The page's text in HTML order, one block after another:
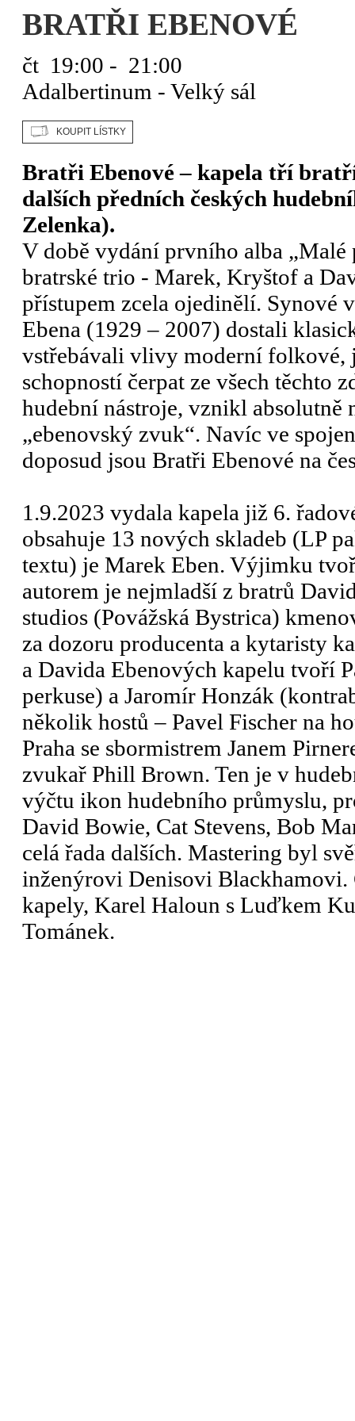
BRATŘI EBENOVÉ
čt 19:00 - 21:00
Adalbertinum - Velký sál
Bratři Ebenové – kapela tří
dalších předních českých
Zelenka).
V době vydání prvního alba
bratrské trio - Marek, Kryštof a
přístupem zcela ojedinělí. Synové
Ebena (1929 – 2007) dostali
vstřebávali vlivy moderní folkové,
schopností čerpat ze všech těchto
hudební nástroje, vznikl absolutně
„ebenovský zvuk“. Navíc ve
doposud jsou Bratři Ebenové na
1.9.2023 vydala kapela již 6.
obsahuje 13 nových skladeb (LP
textu) je Marek Eben. Výjimku
autorem je nejmladší z bratrů
studios (Povážská Bystrica)
za dozoru producenta a kytaristy
a Davida Ebenových kapelu tvoří
perkuse) a Jaromír Honzák
několik hostů – Pavel Fischer na
Praha se sbormistrem Janem
zvukař Phill Brown. Ten je v
výčtu ikon hudebního průmyslu,
David Bowie, Cat Stevens, Bob
celá řada dalších. Mastering byl
inženýrovi Denisovi
kapely, Karel Haloun s Luďkem
Tománek.